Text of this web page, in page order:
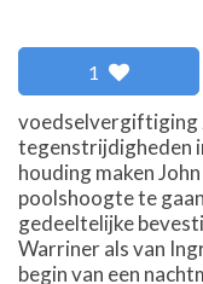
1
voedselvergiftiging
tegenstrijdigheden
houding maken
poolshoogte te
gedeeltelijke
Warriner als van
begin van een